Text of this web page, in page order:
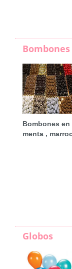
Bombones
menta ,
Globos